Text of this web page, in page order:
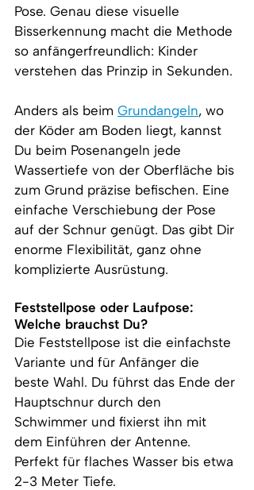
Pose. Genau diese visuelle
Bisserkennung macht die Methode
so anfängerfreundlich: Kinder
verstehen das Prinzip in Sekunden.
Anders als beim Grundangeln, wo
der Köder am Boden liegt, kannst
Du beim Posenangeln jede
Wassertiefe von der Oberfläche bis
zum Grund präzise befischen. Eine
einfache Verschiebung der Pose
auf der Schnur genügt. Das gibt Dir
enorme Flexibilität, ganz ohne
komplizierte Ausrüstung.
Feststellpose oder Laufpose:
Welche brauchst Du?
Die Feststellpose ist die einfachste
Variante und für Anfänger die
beste Wahl. Du führst das Ende der
Hauptschnur durch den
Schwimmer und fixierst ihn mit
dem Einführen der Antenne.
Perfekt für flaches Wasser bis etwa
2-3 Meter Tiefe.